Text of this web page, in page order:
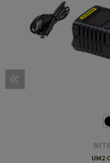
UM2